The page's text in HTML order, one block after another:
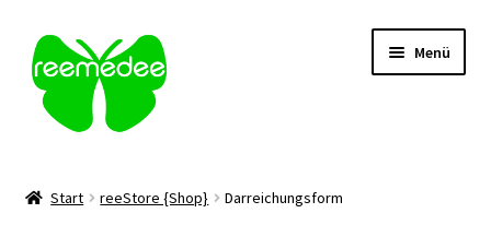
Zur
Navigation
springen
Zum
Inhalt
springen
Menü
Start reeStore {Shop} Darreichungsform